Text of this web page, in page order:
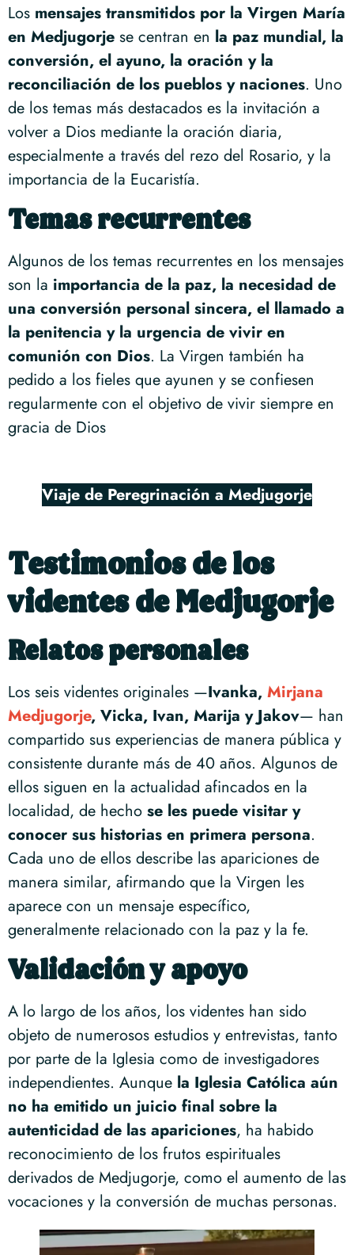
Los mensajes transmitidos por la Virgen María
en Medjugorje se centran en la paz mundial, la
conversión, el ayuno, la oración y la
reconciliación de los pueblos y naciones. Uno
de los temas más destacados es la invitación a
volver a Dios mediante la oración diaria,
especialmente a través del rezo del Rosario, y la
importancia de la Eucaristía.
Temas recurrentes
Algunos de los temas recurrentes en los mensajes
son la importancia de la paz, la necesidad de
una conversión personal sincera, el llamado a
la penitencia y la urgencia de vivir en
comunión con Dios. La Virgen también ha
pedido a los fieles que ayunen y se confiesen
regularmente con el objetivo de vivir siempre en
gracia de Dios
Viaje de Peregrinación a Medjugorje
Testimonios de los
videntes de Medjugorje
Relatos personales
Los seis videntes originales —Ivanka, Mirjana
Medjugorje, Vicka, Ivan, Marija y Jakov— han
compartido sus experiencias de manera pública y
consistente durante más de 40 años. Algunos de
ellos siguen en la actualidad afincados en la
localidad, de hecho se les puede visitar y
conocer sus historias en primera persona.
Cada uno de ellos describe las apariciones de
manera similar, afirmando que la Virgen les
aparece con un mensaje específico,
generalmente relacionado con la paz y la fe.
Validación y apoyo
A lo largo de los años, los videntes han sido
objeto de numerosos estudios y entrevistas, tanto
por parte de la Iglesia como de investigadores
independientes. Aunque la Iglesia Católica aún
no ha emitido un juicio final sobre la
autenticidad de las apariciones, ha habido
reconocimiento de los frutos espirituales
derivados de Medjugorje, como el aumento de las
vocaciones y la conversión de muchas personas.